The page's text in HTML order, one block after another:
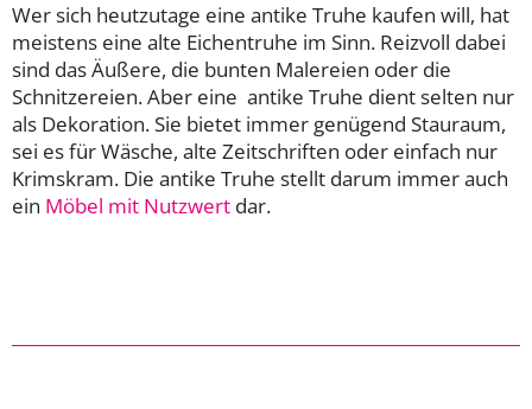
Wer sich heutzutage eine antike Truhe kaufen will, hat
meistens eine alte Eichentruhe im Sinn. Reizvoll dabei
sind das Äußere, die bunten Malereien oder die
Schnitzereien. Aber eine antike Truhe dient selten nur
als Dekoration. Sie bietet immer genügend Stauraum,
sei es für Wäsche, alte Zeitschriften oder einfach nur
Krimskram. Die antike Truhe stellt darum immer auch
ein Möbel mit Nutzwert dar.